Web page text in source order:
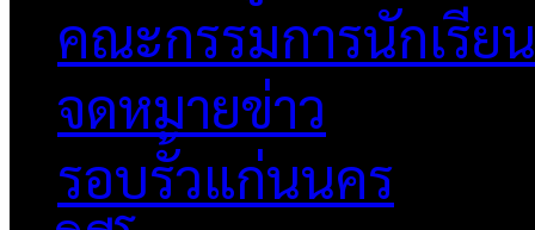
คณะกรรมการนักเรียน
จดหมายข่าว
รอบรั้วแก่นนคร